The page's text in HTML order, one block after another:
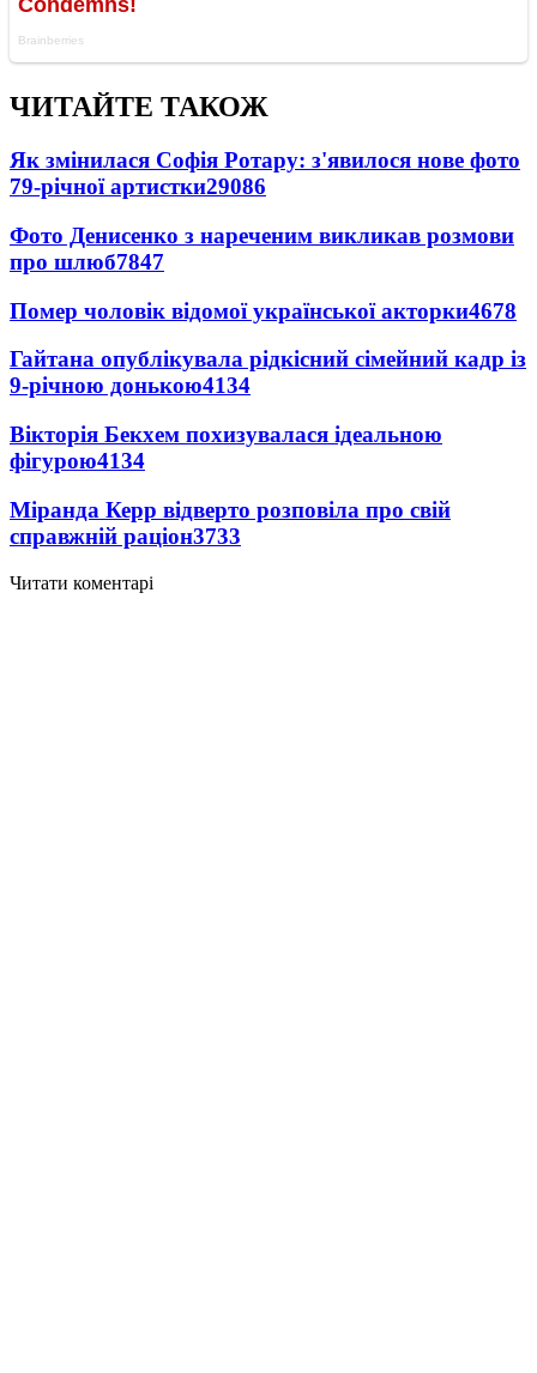
ЧИТАЙТЕ ТАКОЖ
Як змінилася Софія Ротару: з'явилося нове фото
79-річної артистки29086
Фото Денисенко з нареченим викликав розмови
про шлюб7847
Помер чоловік відомої української акторки4678
Гайтана опублікувала рідкісний сімейний кадр із
9-річною донькою4134
Вікторія Бекхем похизувалася ідеальною
фігурою4134
Міранда Керр відверто розповіла про свій
справжній раціон3733
Читати коментарі